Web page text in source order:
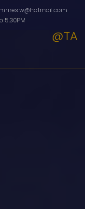
5.30PM
@TA